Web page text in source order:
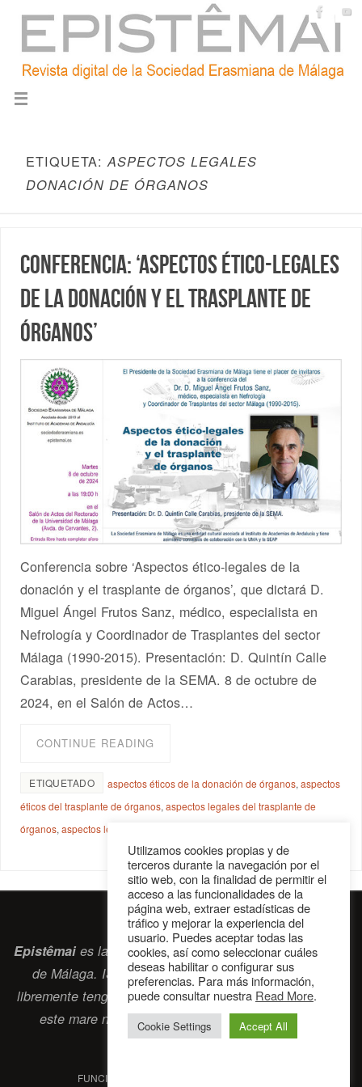
ETIQUETA:ASPECTOS LEGALES
DONACIÓN DE ÓRGANOS
Conferencia: ‘Aspectos ético-legales
de la donación y el trasplante de
órganos’
Conferencia sobre ‘Aspectos ético-legales de la
donación y el trasplante de órganos’, que dictará D.
Miguel Ángel Frutos Sanz, médico, especialista en
Nefrología y Coordinador de Trasplantes del sector
Málaga (1990-2015). Presentación: D. Quintín Calle
Carabias, presidente de la SEMA. 8 de octubre de
2024, en el Salón de Actos…
CONTINUE READING
ETIQUETADO aspectos éticos de la donación de órganos,aspectos
éticos del trasplante de órganos,aspectos legales del trasplante de
órganos,aspectos legales donación de órganos
Epistêmaies la revista digital de la Sociedad Erasmiana
de Málaga. ISSN 2697-2468. Bienvenidos cuantos
libremente tengan algo que intercambiar navegando por
este mare nostrumque es el océano erasmiano.
contacto@epistemai.es
FUNCIONA CON
Utilizamos cookies propias y de
terceros durante la navegación por el
sitio web, con la finalidad de permitir el
acceso a las funcionalidades de la
página web, extraer estadísticas de
tráfico y mejorar la experiencia del
usuario. Puedes aceptar todas las
cookies, así como seleccionar cuáles
deseas habilitar o configurar sus
preferencias. Para más información,
puede consultar nuestra Read More.
Cookie Settings Accept All